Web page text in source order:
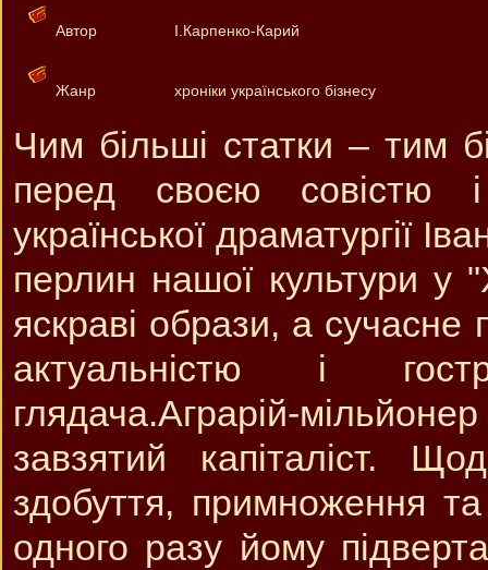
Автор І.Карпенко-Карий
Жанр хроніки українського бізнесу
Чим більші статки – тим
перед своєю совістю
української драматургії
перлин нашої культури у
яскраві образи, а сучасне
актуальністю і
глядача.Аграрій-
завзятий капіталіст.
здобуття, примноження
одного разу йому